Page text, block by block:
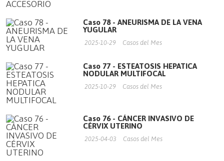
Caso 78 - ANEURISMA DE LA VENA
YUGULAR
2025-10-29 Casos del Mes
Caso 77 - ESTEATOSIS HEPATICA
NODULAR MULTIFOCAL
2025-10-29 Casos del Mes
Caso 76 - CÁNCER INVASIVO DE
CÉRVIX UTERINO
2025-04-03 Casos del Mes